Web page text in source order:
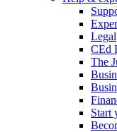
Legal
CEd
The
Start